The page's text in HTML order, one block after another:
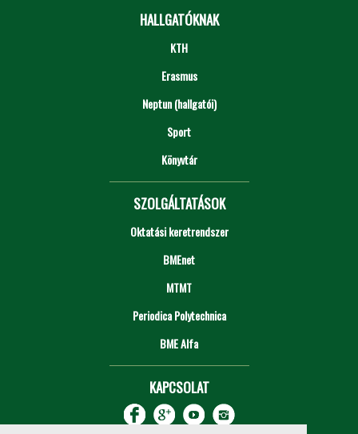
HALLGATÓKNAK
KTH
Erasmus
Neptun (hallgatói)
Sport
Könyvtár
SZOLGÁLTATÁSOK
Oktatási keretrendszer
BMEnet
MTMT
Periodica Polytechnica
BME Alfa
KAPCSOLAT